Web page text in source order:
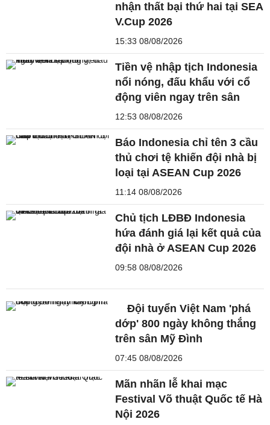
nhận thất bại thứ hai tại SEA
V.Cup 2026
15:33 08/08/2026
Tiền vệ nhập tịch Indonesia
nổi nóng, đấu khẩu với cổ
động viên ngay trên sân
12:53 08/08/2026
Báo Indonesia chỉ tên 3 cầu
thủ chơi tệ khiến đội nhà bị
loại tại ASEAN Cup 2026
11:14 08/08/2026
Chủ tịch LĐBĐ Indonesia
hứa đánh giá lại kết quả của
đội nhà ở ASEAN Cup 2026
09:58 08/08/2026
Đội tuyển Việt Nam 'phá
dớp' 800 ngày không thắng
trên sân Mỹ Đình
07:45 08/08/2026
Mãn nhãn lễ khai mạc
Festival Võ thuật Quốc tế Hà
Nội 2026